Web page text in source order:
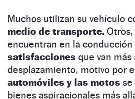
Muchos utilizan su vehículo
medio de transporte.
encuentran en la conducción
satisfacciones que van
desplazamiento, motivo por
automóviles y las motos
bienes aspiracionales más